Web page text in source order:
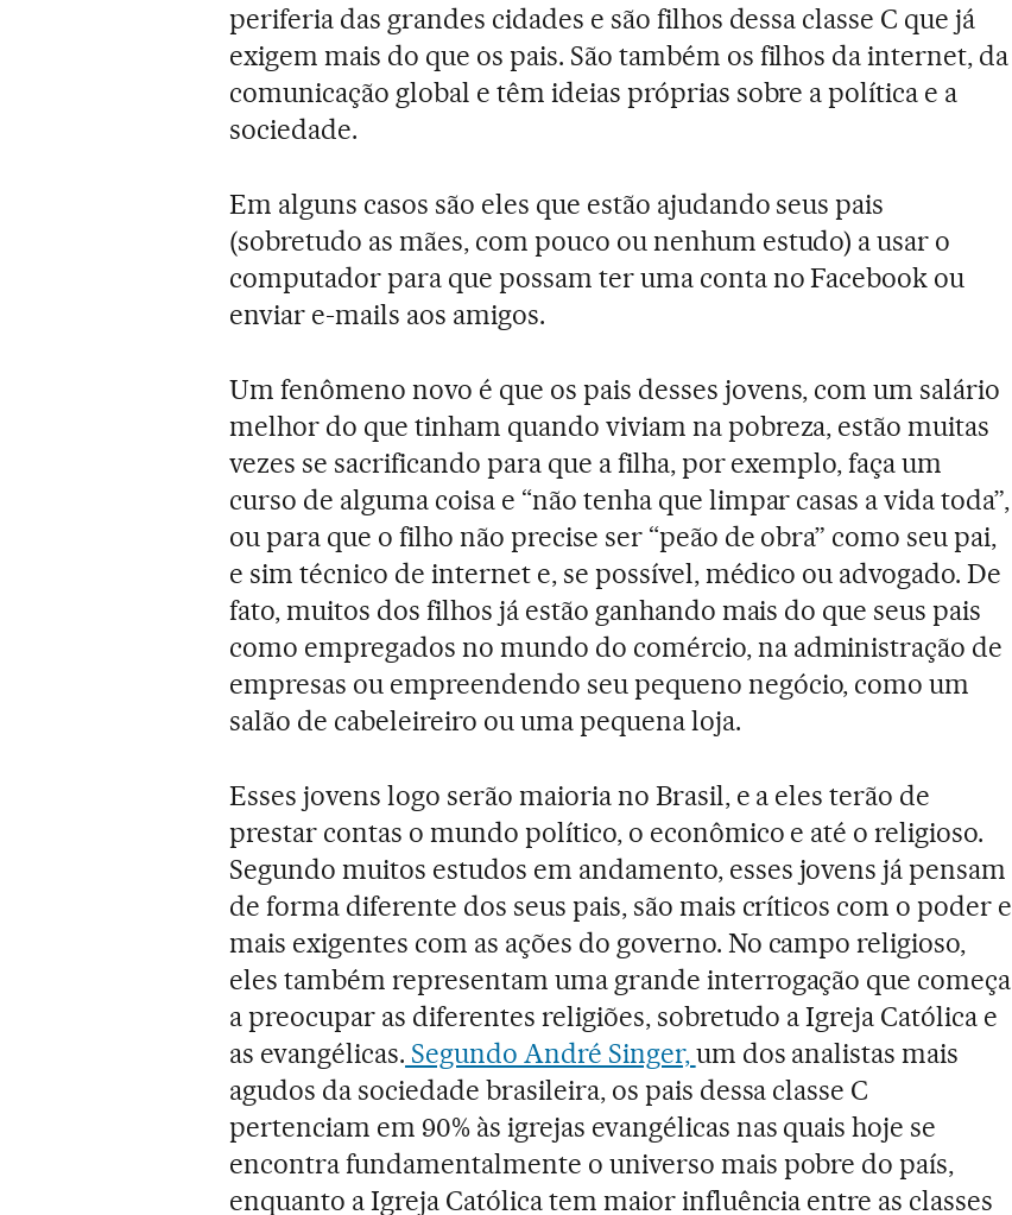
periferia das grandes cidades e são filhos dessa classe C que já
exigem mais do que os pais. São também os filhos da internet, da
comunicação global e têm ideias próprias sobre a política e a
sociedade.
Em alguns casos são eles que estão ajudando seus pais
(sobretudo as mães, com pouco ou nenhum estudo) a usar o
computador para que possam ter uma conta no Facebook ou
enviar e-mails aos amigos.
Um fenômeno novo é que os pais desses jovens, com um salário
melhor do que tinham quando viviam na pobreza, estão muitas
vezes se sacrificando para que a filha, por exemplo, faça um
curso de alguma coisa e “não tenha que limpar casas a vida toda”,
ou para que o filho não precise ser “peão de obra” como seu pai,
e sim técnico de internet e, se possível, médico ou advogado. De
fato, muitos dos filhos já estão ganhando mais do que seus pais
como empregados no mundo do comércio, na administração de
empresas ou empreendendo seu pequeno negócio, como um
salão de cabeleireiro ou uma pequena loja.
Esses jovens logo serão maioria no Brasil, e a eles terão de
prestar contas o mundo político, o econômico e até o religioso.
Segundo muitos estudos em andamento, esses jovens já pensam
de forma diferente dos seus pais, são mais críticos com o poder e
mais exigentes com as ações do governo. No campo religioso,
eles também representam uma grande interrogação que começa
a preocupar as diferentes religiões, sobretudo a Igreja Católica e
as evangélicas. Segundo André Singer,um dos analistas mais
agudos da sociedade brasileira, os pais dessa classe C
pertenciam em 90% às igrejas evangélicas nas quais hoje se
encontra fundamentalmente o universo mais pobre do país,
enquanto a Igreja Católica tem maior influência entre as classes